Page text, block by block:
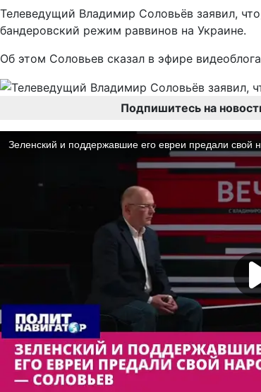
Телеведущий Владимир Соловьёв заявил,
бандеровский режим раввинов на Украине.
Об этом Соловьев сказал в эфире
Подпишитесь на